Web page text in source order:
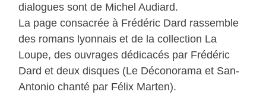
dialogues sont de Michel Audiard.
La page consacrée à Frédéric Dard rassemble
des romans lyonnais et de la collection La
Loupe, des ouvrages dédicacés par Frédéric
Dard et deux disques (Le Déconorama et San-
Antonio chanté par Félix Marten).